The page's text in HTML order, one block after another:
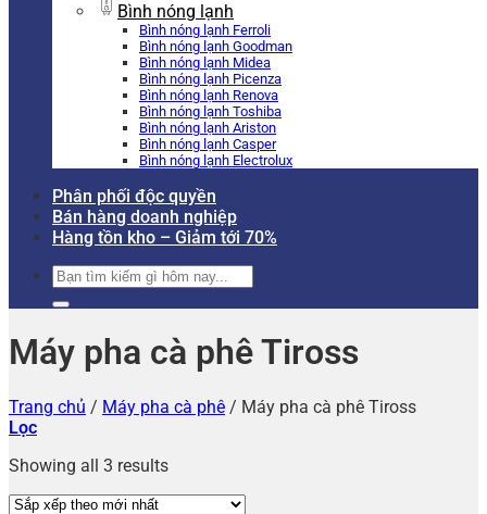
Bình nóng lạnh
Bình nóng lạnh Ferroli
Bình nóng lạnh Goodman
Bình nóng lạnh Midea
Bình nóng lạnh Picenza
Bình nóng lạnh Renova
Bình nóng lạnh Toshiba
Bình nóng lạnh Ariston
Bình nóng lạnh Casper
Bình nóng lạnh Electrolux
Phân phối độc quyền
Bán hàng doanh nghiệp
Hàng tồn kho – Giảm tới 70%
Tìm
kiếm:
Máy pha cà phê Tiross
Trang chủ / Máy pha cà phê / Máy pha cà phê Tiross
Lọc
Showing all 3 results